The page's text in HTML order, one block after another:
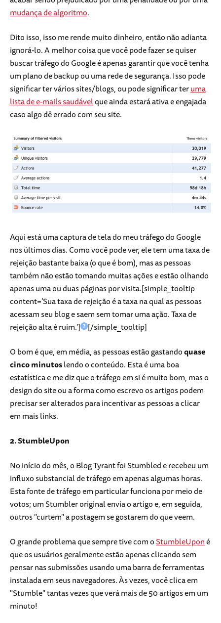
mudança de algoritmo.
Dito isso, isso me rende muito dinheiro, então não adianta
ignorá-lo. A melhor coisa que você pode fazer se quiser
buscar tráfego do Google é apenas garantir que você tenha
um plano de backup ou uma rede de segurança. Isso pode
significar ter vários sites/blogs, ou pode significar teruma
lista de e-mails saudávelque ainda estará ativa e engajada
caso algo dê errado com seu site.
Aqui está uma captura de tela do meu tráfego do Google
nos últimos dias. Como você pode ver, ele tem uma taxa de
rejeição bastante baixa (o que é bom), mas as pessoas
também não estão tomando muitas ações e estão olhando
apenas uma ou duas páginas por visita.[simple_tooltip
content=’Sua taxa de rejeição é a taxa na qual as pessoas
acessam seu blog e saem sem tomar uma ação. Taxa de
rejeição alta é ruim.’]
[/simple_tooltip]
O bom é que, em média, as pessoas estão gastandoquase
cinco minutoslendo o conteúdo. Esta é uma boa
estatística e me diz que o tráfego em si é muito bom, mas o
design do site ou a forma como escrevo os artigos podem
precisar ser alterados para incentivar as pessoas a clicar
em mais links.
2. StumbleUpon
No início do mês, o Blog Tyrant foi Stumbled e recebeu um
influxo substancial de tráfego em apenas algumas horas.
Esta fonte de tráfego em particular funciona por meio de
votos; um Stumbler original envia o artigo e, em seguida,
outros "curtem" a postagem se gostarem do que veem.
O grande problema que sempre tive com oStumbleUponé
que os usuários geralmente estão apenas clicando sem
pensar nas submissões usando uma barra de ferramentas
instalada em seus navegadores. Às vezes, você clica em
"Stumble" tantas vezes que verá mais de 50 artigos em um
minuto!